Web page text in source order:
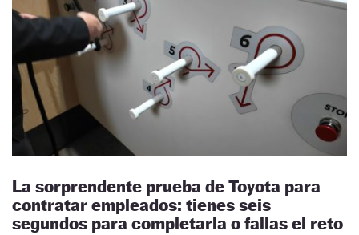
La sorprendente prueba de Toyota para
contratar empleados: tienes seis
segundos para completarla o fallas el reto